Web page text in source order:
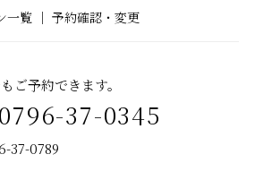
一覧 ｜ 予約確認・変更
ご予約できます。
37-0345
37-0789